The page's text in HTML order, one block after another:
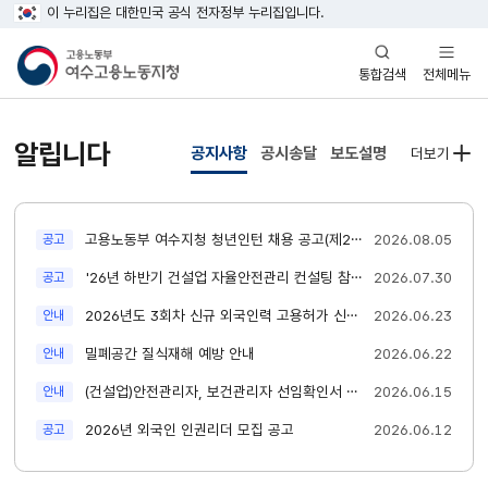
이 누리집은 대한민국 공식 전자정부 누리집입니다.
통합검색
열기
전체메뉴
열기
알립니다 공지사항
공고 새글
고용노동부 여수지청 청년인턴 채용 공고(제2026-63호) 2026.08.05
공고 새글
'26년 하반기 건설업 자율안전관리 컨설팅 참여신청 안내 2026.07.30
안내 새글
2026년도 3회차 신규 외국인력 고용허가 신청 안내 2026.06.23
안내 새글
밀폐공간 질식재해 예방 안내 2026.06.22
안내 새글
(건설업)안전관리자, 보건관리자 선임확인서 신청 양식 2026.06.15
공고 새글
2026년 외국인 인권리더 모집 공고 2026.06.12
더보기
공시송달 보도설명